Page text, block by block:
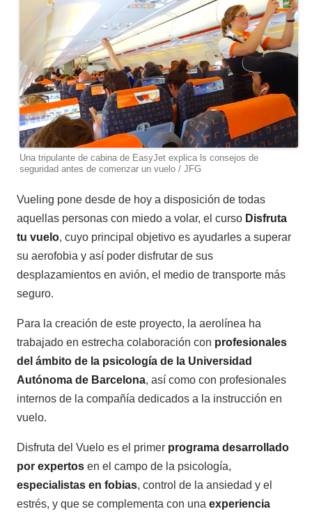
Una tripulante de cabina de EasyJet explica ls consejos de
seguridad antes de comenzar un vuelo / JFG
Vueling pone desde de hoy a disposición de todas
aquellas personas con miedo a volar, el curso Disfruta
tu vuelo, cuyo principal objetivo es ayudarles a superar
su aerofobia y así poder disfrutar de sus
desplazamientos en avión, el medio de transporte más
seguro.
Para la creación de este proyecto, la aerolínea ha
trabajado en estrecha colaboración con profesionales
del ámbito de la psicología de la Universidad
Autónoma de Barcelona, así como con profesionales
internos de la compañía dedicados a la instrucción en
vuelo.
Disfruta del Vuelo es el primer programa desarrollado
por expertos en el campo de la psicología,
especialistas en fobias, control de la ansiedad y el
estrés, y que se complementa con una experiencia